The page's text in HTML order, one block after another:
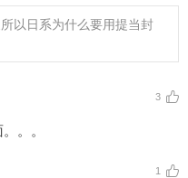
所以日系为什么要用提当封
3
。。
1